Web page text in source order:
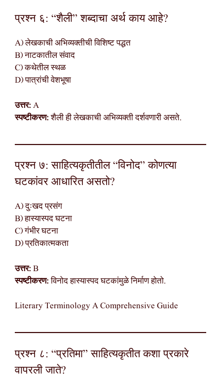
प्रश्न ६: “शैली” शब्दाचा अर्थ काय आहे?
A) लेखकाची अभिव्यक्तीची विशिष्ट पद्धत
B) नाटकातील संवाद
C) कथेतील स्थळ
D) पात्रांची वेशभूषा
उत्तर: A
स्पष्टीकरण:शैली ही लेखकाची अभिव्यक्ती दर्शवणारी असते.
प्रश्न ७: साहित्यकृतीतील “विनोद” कोणत्या
घटकांवर आधारित असतो?
A) दुःखद प्रसंग
B) हास्यास्पद घटना
C) गंभीर घटना
D) प्रतिकात्मकता
उत्तर: B
स्पष्टीकरण:विनोद हास्यास्पद घटकांमुळे निर्माण होतो.
Literary Terminology A Comprehensive Guide
प्रश्न ८: “प्रतिमा” साहित्यकृतीत कशा प्रकारे
वापरली जाते?